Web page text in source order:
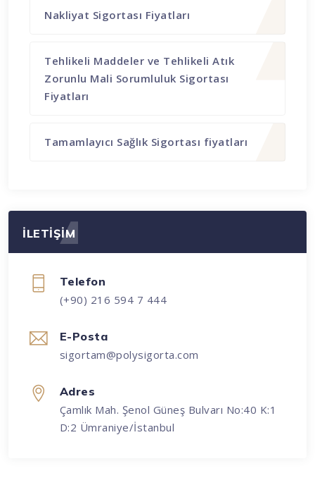
Nakliyat Sigortası Fiyatları
Tehlikeli Maddeler ve Tehlikeli Atık
Zorunlu Mali Sorumluluk Sigortası
Fiyatları
Tamamlayıcı Sağlık Sigortası fiyatları
İLETİŞİM
Telefon
(+90) 216 594 7 444
E-Posta
sigortam@polysigorta.com
Adres
Çamlık Mah. Şenol Güneş Bulvarı No:40 K:1
D:2 Ümraniye/İstanbul